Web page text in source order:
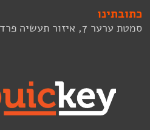
כתובתינו
סמטת ערער 7, איזור תעשיה פרדס חנה, ליד מכון רישוי חן